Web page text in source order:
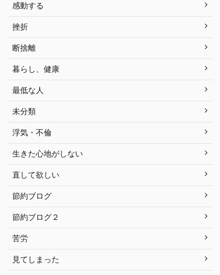
感動する
挫折
断捨離
暮らし、健康
最低な人
未分類
浮気・不倫
生きた心地がしない
直して欲しい
節約ブログ
節約ブログ２
苦労
見てしまった